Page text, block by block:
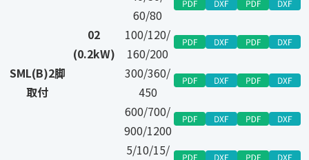
SML(B)2脚
取付
02
(0.2kW)
60/80
100/120/
160/200
300/360/
450
600/700/
900/1200
5/10/15/